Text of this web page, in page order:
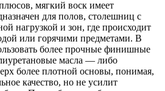
мягкий воск имеет
для полов, столешниц с
нагрузкой и зон, где происходит
или горячими предметами. В
более прочные финишные
масла — либо
более плотной основы, понимая,
качество, но не усилит